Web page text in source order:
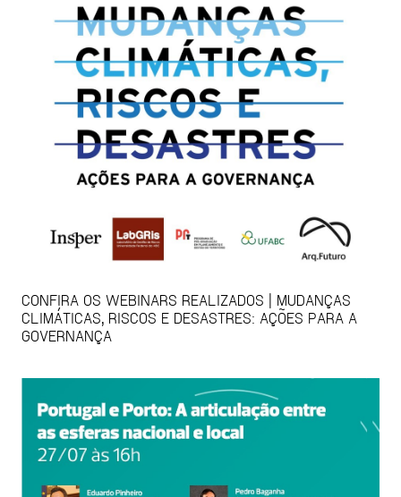
CONFIRA OS WEBINARS REALIZADOS | MUDANÇAS
CLIMÁTICAS, RISCOS E DESASTRES: AÇÕES PARA A
GOVERNANÇA